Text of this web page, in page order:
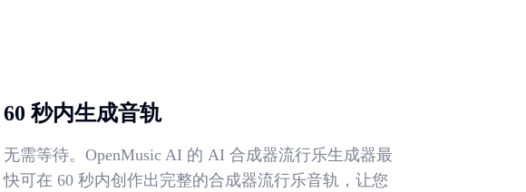
60 秒内生成音轨
无需等待。OpenMusic AI 的 AI 合成器流行乐生成器最
快可在 60 秒内创作出完整的合成器流行乐音轨，让您